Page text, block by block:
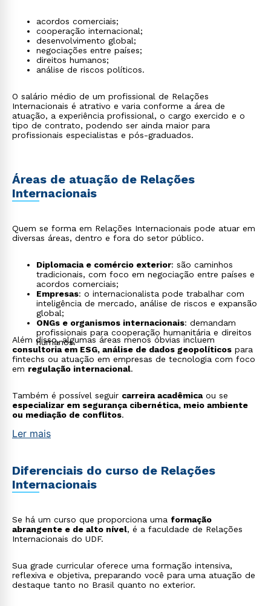
acordos comerciais;
cooperação internacional;
desenvolvimento global;
negociações entre países;
direitos humanos;
análise de riscos políticos.
O salário médio de um profissional de Relações
Internacionais é atrativo e varia conforme a área de
atuação, a experiência profissional, o cargo exercido e o
tipo de contrato, podendo ser ainda maior para
profissionais especialistas e pós-graduados.
Áreas de atuação de Relações
Internacionais
Quem se forma em Relações Internacionais pode atuar em
diversas áreas, dentro e fora do setor público.
Diplomacia e comércio exterior: são caminhos
tradicionais, com foco em negociação entre países e
acordos comerciais;
Empresas: o internacionalista pode trabalhar com
inteligência de mercado, análise de riscos e expansão
global;
ONGs e organismos internacionais: demandam
profissionais para cooperação humanitária e direitos
humanos.
Além disso, algumas áreas menos óbvias incluem
consultoria em ESG, análise de dados geopolíticos para
fintechs ou atuação em empresas de tecnologia com foco
em regulação internacional.
Também é possível seguir carreira acadêmicaou se
especializar em segurança cibernética, meio ambiente
ou mediação de conflitos.
Ler mais
Diferenciais do curso de Relações
Internacionais
Se há um curso que proporciona uma formação
abrangente e de alto nível, é a faculdade de Relações
Internacionais do UDF.
Sua grade curricular oferece uma formação intensiva,
reflexiva e objetiva, preparando você para uma atuação de
destaque tanto no Brasil quanto no exterior.